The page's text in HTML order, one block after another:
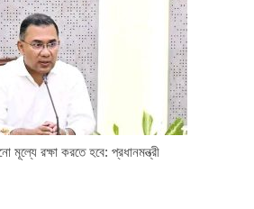
মূল্যে রক্ষা করতে হবে: প্রধানমন্ত্রী